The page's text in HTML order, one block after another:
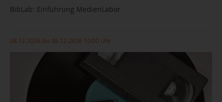
BibLab: Einführung MedienLabor
08.12.2026 bis 08.12.2026 10:00 Uhr